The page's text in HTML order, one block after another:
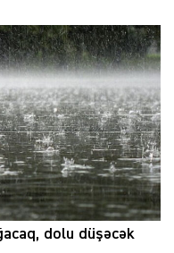
dolu düşəcək